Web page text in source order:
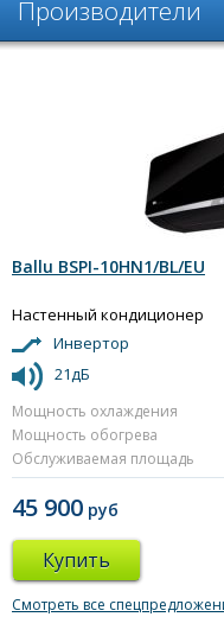
Производители
Ballu BSPI-10HN1/BL/EU
Настенный кондиционер
Инвертор
21дБ
Мощность охлаждения
Мощность обогрева
Обслуживаемая площадь
45 900 руб
Купить
Смотреть все